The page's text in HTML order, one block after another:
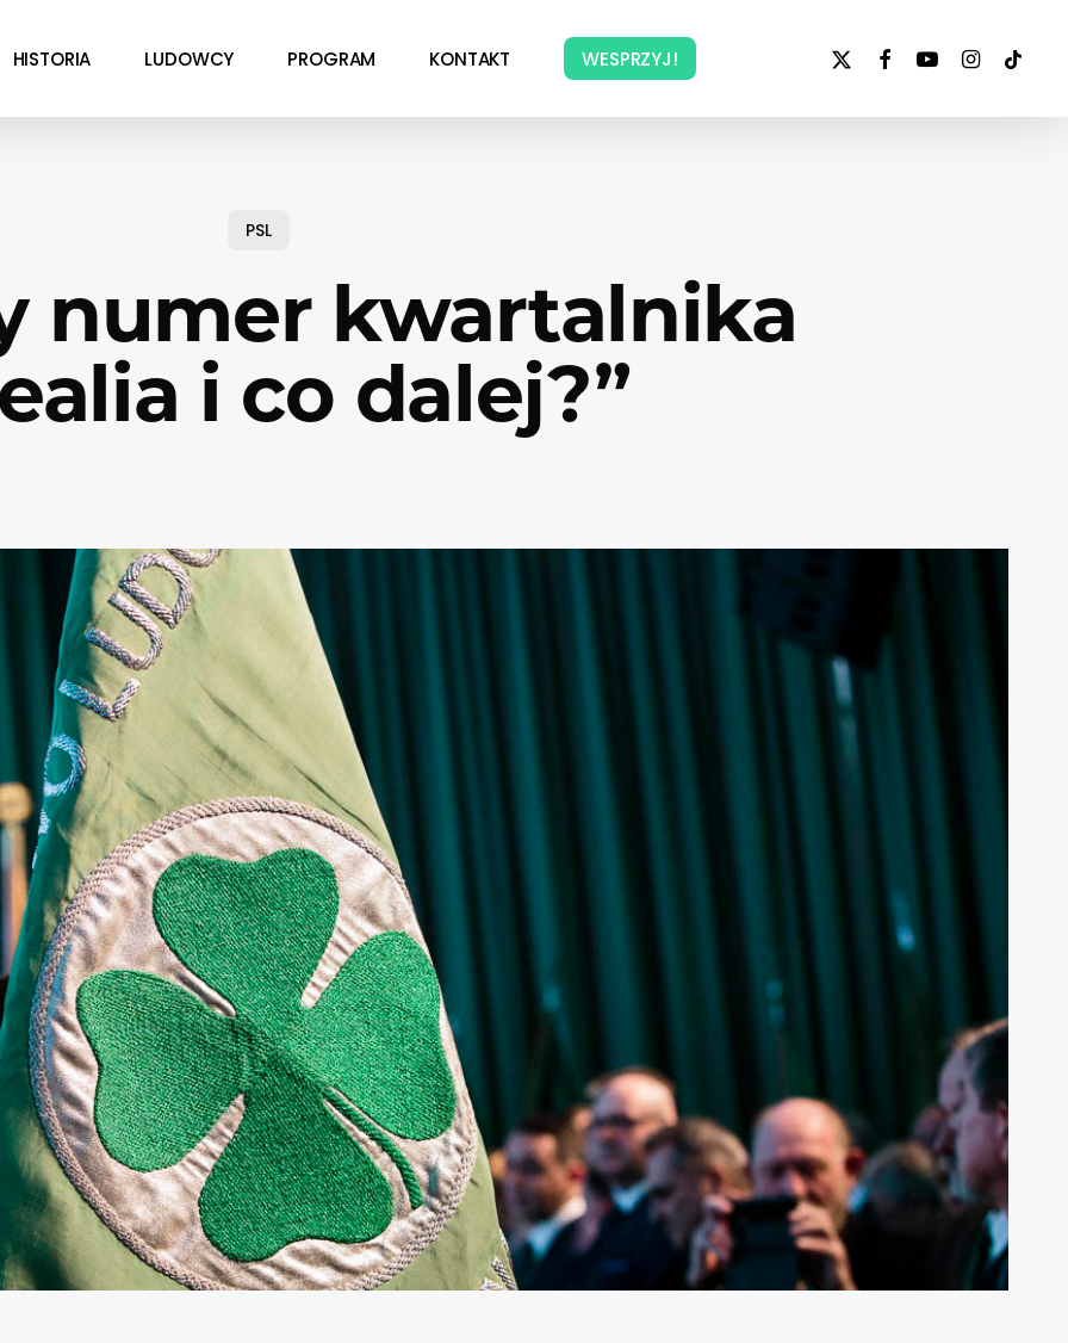
HISTORIA LUDOWCY PROGRAM KONTAKT WESPRZYJ!
x-
facebookyoutubeinstagram
tiktok
PSL
numer kwartalnika
i co dalej?”